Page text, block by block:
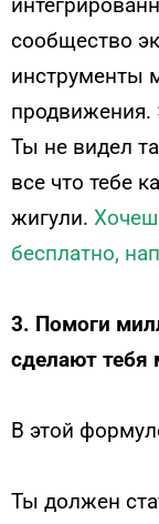
сообщество
инструменты
продвижения.
Ты не видел
все что тебе
жигули.
бесплатно,
3. Помоги
сделают
В этой
Ты должен